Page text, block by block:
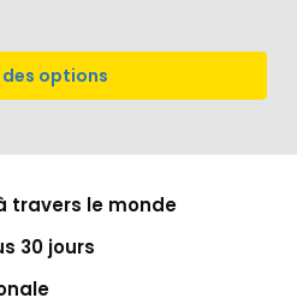
des options
travers le monde
30 jours